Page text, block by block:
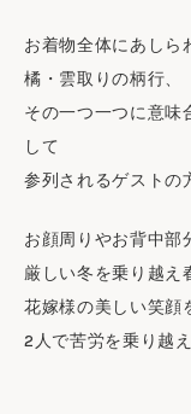
お着物全体にあしら
橘・雲取りの柄行、
その一つ一つに意味
して
参列されるゲストの
お顔周りやお背中部
厳しい冬を乗り越え
花嫁様の美しい笑顔
2人で苦労を乗り越